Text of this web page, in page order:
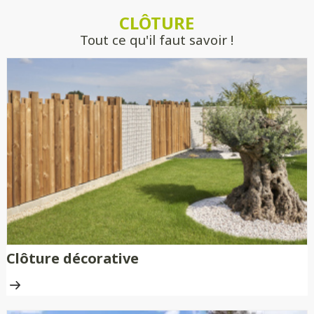
engagement.CLÔTURE
Tout ce qu'il faut savoir !
Clôture décorative